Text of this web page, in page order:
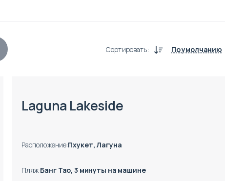
Сортировать: По умолчанию
Laguna Lakeside
Расположение:Пхукет, Лагуна
Пляж:Банг Тао, 3 минуты на машине